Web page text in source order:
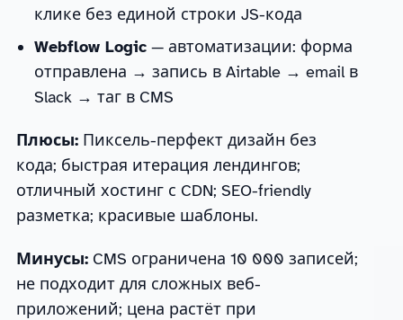
клике без единой строки JS-кода
Webflow Logic— автоматизации: форма
отправлена → запись в Airtable → email в
Slack → таг в CMS
Плюсы:Пиксель-перфект дизайн без
кода; быстрая итерация лендингов;
отличный хостинг с CDN; SEO-friendly
разметка; красивые шаблоны.
Минусы:CMS ограничена 10 000 записей;
не подходит для сложных веб-
приложений; цена растёт при